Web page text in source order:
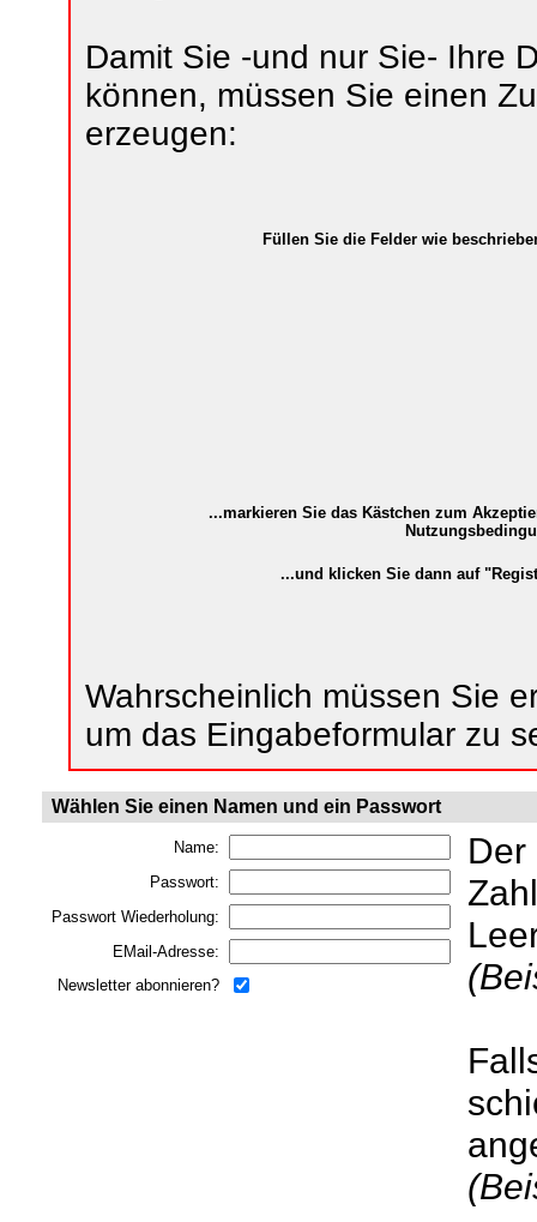
Damit Sie -und nur Sie- Ihre
können, müssen Sie einen
erzeugen:
Füllen Sie die Felder wie
...markieren Sie das Kästchen zum
...und klicken Sie dann auf
Wahrscheinlich müssen Sie
um das Eingabeformular zu
Wählen Sie einen Namen und ein Passwort
Name:
Passwort:
Passwort Wiederholung:
EMail-Adresse:
Newsletter abonnieren?
Der